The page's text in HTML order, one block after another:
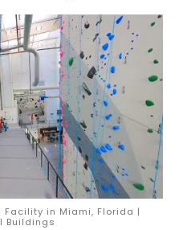
Facility in Miami, Florida |
Buildings